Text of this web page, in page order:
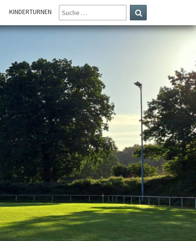
KINDERTURNEN
SUCHE
NACH:
Suchen